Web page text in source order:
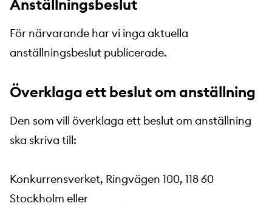
Anställningsbeslut
För närvarande har vi inga aktuella
anställningsbeslut publicerade.
Överklaga ett beslut om anställning
Den som vill överklaga ett beslut om anställning
ska skriva till:
Konkurrensverket, Ringvägen 100, 118 60
Stockholm eller